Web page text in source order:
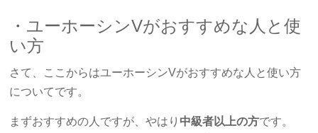
・ユーホーシンVがおすすめな人と使
い方
さて、ここからはユーホーシンVがおすすめな人と使い方
についてです。
まずおすすめの人ですが、やはり 中級者以上の方です。